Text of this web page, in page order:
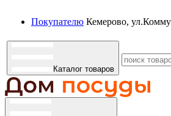
Покупателю Кемерово,
Каталог товаров